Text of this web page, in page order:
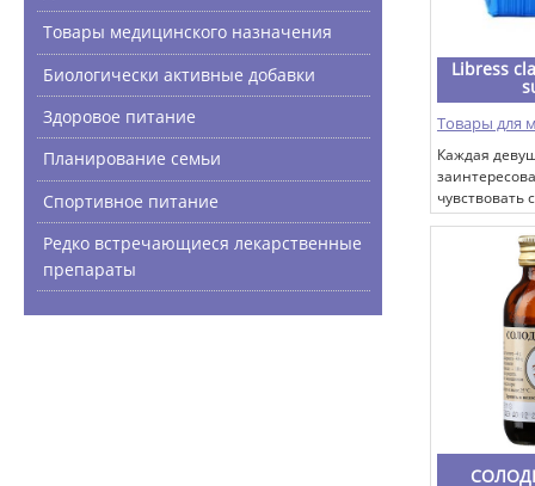
Товары медицинского назначения
Биологически активные добавки
Здоровое питание
Планирование семьи
Спортивное питание
Редко встречающиеся лекарственные
препараты
Libress
Товары для
Каждая
чувствовать
и уверенно
каждый день.